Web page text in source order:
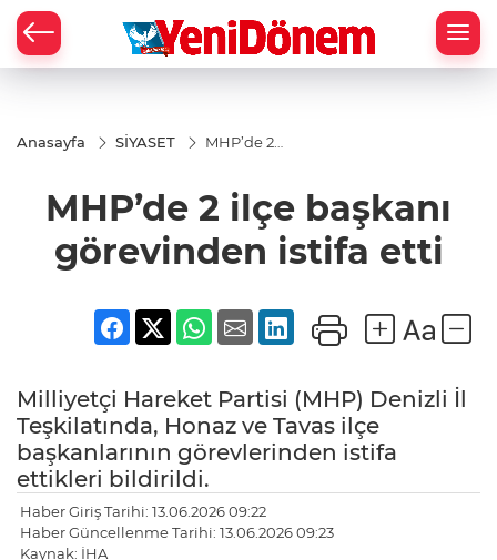
Anasayfa SİYASET
MHP’de 2
görevinden
istifa etti
MHP’de 2 ilçe başkanı
görevinden istifa etti
Milliyetçi Hareket Partisi (MHP) Denizli İl
Teşkilatında, Honaz ve Tavas ilçe
başkanlarının görevlerinden istifa
ettikleri bildirildi.
Haber Giriş Tarihi: 13.06.2026 09:22
Haber Güncellenme Tarihi: 13.06.2026 09:23
Kaynak: İHA